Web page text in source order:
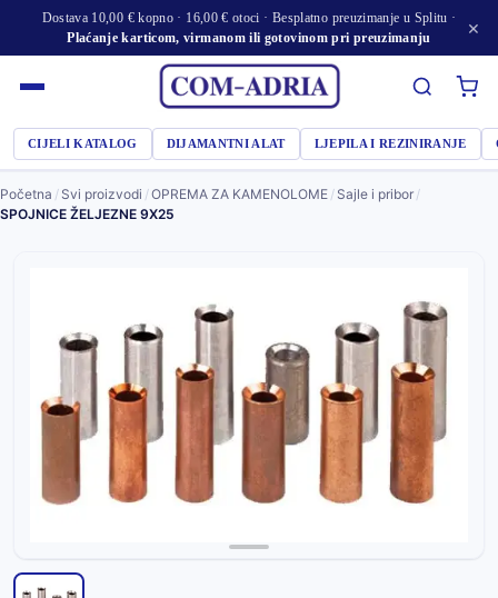
Dostava 10,00 € kopno · 16,00 € otoci · Besplatno preuzimanje u Splitu ·
Plaćanje karticom, virmanom ili gotovinom pri preuzimanju
×
CIJELI KATALOG DIJAMANTNI ALAT LJEPILA I REZINIRANJE
Početna / Svi proizvodi /OPREMA ZA KAMENOLOME / Sajle i pribor /
SPOJNICE ŽELJEZNE 9X25